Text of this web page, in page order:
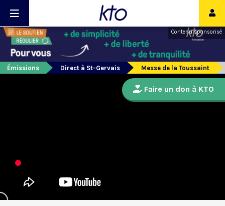
Contenu sponsorisé
Émissions Direct à St-Gervais Messe de la Toussaint
Faire un don à KTO